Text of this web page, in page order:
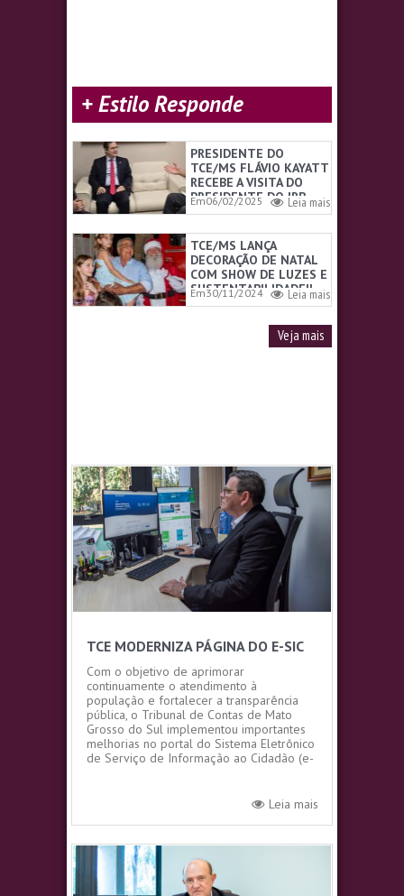
+ Estilo Responde
PRESIDENTE DO
TCE/MS FLÁVIO KAYATT
RECEBE A VISITA DO
PRESIDENTE DO IRB
Em06/02/2025 Leia mais
TCE/MS LANÇA
DECORAÇÃO DE NATAL
COM SHOW DE LUZES E
SUSTENTABILIDADE!!
Em30/11/2024 Leia mais
Veja mais
TCE MODERNIZA PÁGINA DO E-SIC
Com o objetivo de aprimorar
continuamente o atendimento à
população e fortalecer a transparência
pública, o Tribunal de Contas de Mato
Grosso do Sul implementou importantes
melhorias no portal do Sistema Eletrônico
de Serviço de Informação ao Cidadão (e-
Leia mais